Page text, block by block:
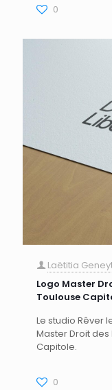
0
Laëtitia
Logo Master
Toulouse
Le studio Rêver
Master Droit
Capitole.
0